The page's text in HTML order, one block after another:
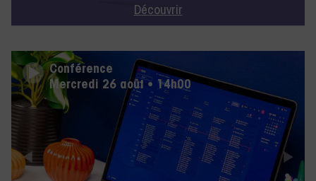
Découvrir
Conférence
Mercredi 26 août • 14h00